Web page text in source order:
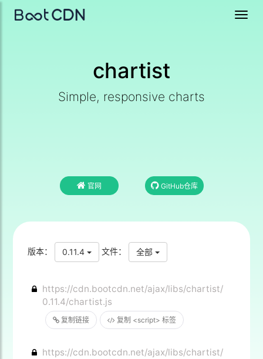
chartist
Simple, responsive charts
官网 GitHub仓库
版本： 0.11.4 文件： 全部
复制链接 复制 <script> 标签
https://cdn.bootcdn.net/ajax/libs/chartist/
0.11.4/chartist.js
https://cdn.bootcdn.net/ajax/libs/chartist/